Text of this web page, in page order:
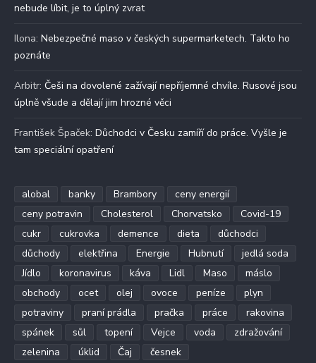
nebude líbit, je to úplný zvrat
Ilona: Nebezpečné maso v českých supermarketech. Takto ho
poznáte
Arbitr: Češi na dovolené zažívají nepříjemné chvíle. Rusové jsou
úplně všude a dělají jim hrozné věci
František Špaček: Důchodci v Česku zamíří do práce. Vyšle je
tam speciální opatření
alobal banky Brambory
ceny energií
ceny potravin
Cholesterol Chorvatsko
Covid-19
cukr
cukrovka demence dieta
důchodci
důchody
elektřina Energie Hubnutí
jedlá soda
Jídlo
koronavirus káva Lidl Maso
máslo
obchody
ocet olej ovoce peníze
plyn
potraviny
praní prádla pračka práce
rakovina
spánek
sůl topení Vejce voda
zdražování
zelenina
úklid Čaj česnek